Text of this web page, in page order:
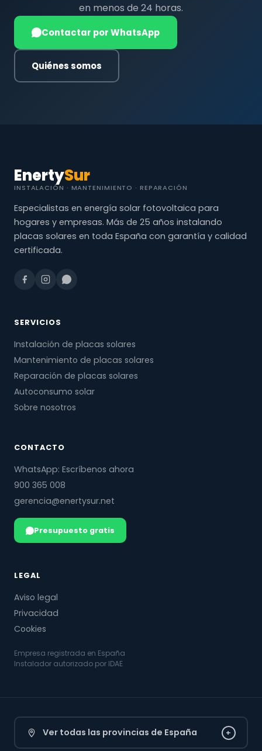
en menos de 24 horas.
Contactar por WhatsApp
Quiénes somos
EnertySur
INSTALACIÓN · MANTENIMIENTO · REPARACIÓN
Especialistas en energía solar fotovoltaica para
hogares y empresas. Más de 25 años instalando
placas solares en toda España con garantía y calidad
certificada.
SERVICIOS
Instalación de placas solares
Mantenimiento de placas solares
Reparación de placas solares
Autoconsumo solar
Sobre nosotros
CONTACTO
WhatsApp: Escríbenos ahora
900 365 008
gerencia@enertysur.net
Presupuesto gratis
LEGAL
Aviso legal
Privacidad
Cookies
Empresa registrada en España
Instalador autorizado por IDAE
Ver todas las provincias de España +